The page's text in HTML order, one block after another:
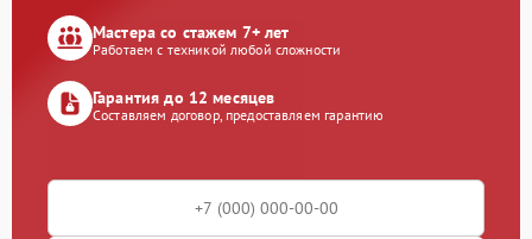
Мастера со стажем 7+ лет
Работаем с техникой любой сложности
Гарантия до 12 месяцев
Составляем договор, предоставляем гарантию